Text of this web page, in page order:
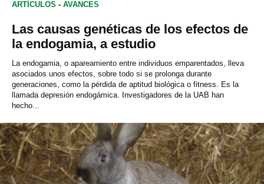
ARTÍCULOS - AVANCES
Las causas genéticas de los efectos de
la endogamia, a estudio
La endogamia, o apareamiento entre individuos emparentados, lleva
asociados unos efectos, sobre todo si se prolonga durante
generaciones, como la pérdida de aptitud biológica o fitness. Es la
llamada depresión endogámica. Investigadores de la UAB han
hecho...